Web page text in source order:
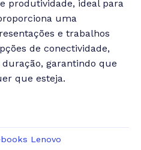
produtividade, ideal para
uma
e trabalhos
de conectividade,
garantindo que
que esteja.
Lenovo